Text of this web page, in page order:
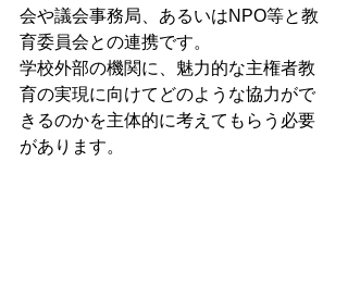
会や議会事務局、あるいはNPO等と教
育委員会との連携です。
学校外部の機関に、魅力的な主権者教
育の実現に向けてどのような協力がで
きるのかを主体的に考えてもらう必要
があります。